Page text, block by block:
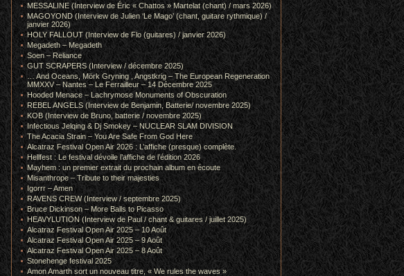
MESSALINE (Interview de Éric « Chattos » Martelat (chant) / mars 2026)
MAGOYOND (Interview de Julien ‘Le Mago’ (chant, guitare rythmique) /
janvier 2026)
HOLY FALLOUT (Interview de Flo (guitares) / janvier 2026)
Megadeth – Megadeth
Soen – Reliance
GUT SCRAPERS (Interview / décembre 2025)
… And Oceans, Mörk Gryning , Angstkrig – The European Regeneration
MMXXV – Nantes – Le Ferrailleur – 14 Décembre 2025
Hooded Menace – Lachrymose Monuments of Obscuration
REBEL ANGELS (Interview de Benjamin, Batterie/ novembre 2025)
KOB (Interview de Bruno, batterie / novembre 2025)
Infectious Jelqing & Dj Smokey – NUCLEAR SLAM DIVISION
The Acacia Strain – You Are Safe From God Here
Alcatraz Festival Open Air 2026 : L’affiche (presque) complète.
Hellfest : Le festival dévoile l’affiche de l’édition 2026
Mayhem : un premier extrait du prochain album en écoute
Misanthrope – Tribute to their majesties
Igorrr – Amen
RAVENS CREW (Interview / septembre 2025)
Bruce Dickinson – More Balls to Picasso
HEAVYLUTION (Interview de Paul / chant & guitares / juillet 2025)
Alcatraz Festival Open Air 2025 – 10 Août
Alcatraz Festival Open Air 2025 – 9 Août
Alcatraz Festival Open Air 2025 – 8 Août
Stonehenge festival 2025
Amon Amarth sort un nouveau titre, « We rules the waves »